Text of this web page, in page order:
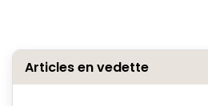
Articles en vedette